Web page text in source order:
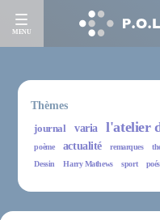
MENU
Thèmes
journal
varia l'atelier
poème
actualité remarques
Dessin
Harry Mathews sport